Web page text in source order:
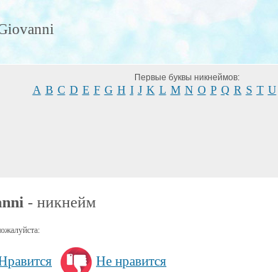
Первые буквы никнеймов:
A B C D E F G H I J K L M N O P Q R S T U
- никнейм
Не нравится